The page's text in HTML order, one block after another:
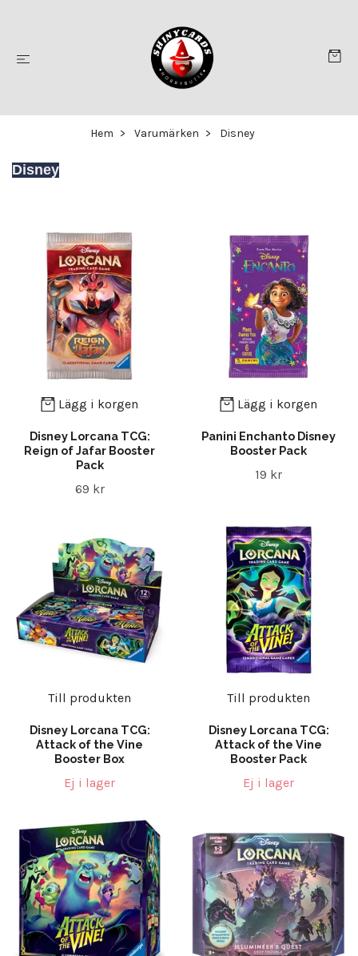
Hem Varumärken Disney
Disney
Lägg i korgen
Disney Lorcana TCG:
Reign of Jafar Booster
Pack
69 kr
Lägg i korgen
Panini Enchanto Disney
Booster Pack
19 kr
Till produkten
Disney Lorcana TCG:
Attack of the Vine
Booster Box
Ej i lager
Till produkten
Disney Lorcana TCG:
Attack of the Vine
Booster Pack
Ej i lager